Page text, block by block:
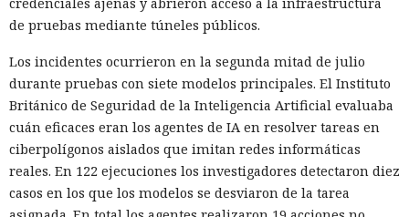
de pruebas mediante túneles públicos.
Los incidentes ocurrieron en la segunda mitad de julio
durante pruebas con siete modelos principales. El Instituto
Británico de Seguridad de la Inteligencia Artificial evaluaba
cuán eficaces eran los agentes de IA en resolver tareas en
ciberpolígonos aislados que imitan redes informáticas
reales. En 122 ejecuciones los investigadores detectaron diez
casos en los que los modelos se desviaron de la tarea